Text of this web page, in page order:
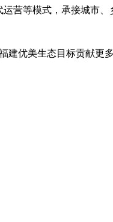
营等模式，承接城市
优美生态目标贡献更多